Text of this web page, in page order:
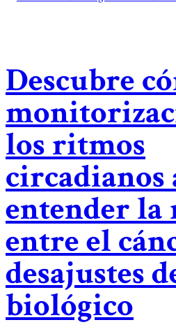
Descubre
los ritmos
circadianos
entender la
entre el
desajustes
biológico